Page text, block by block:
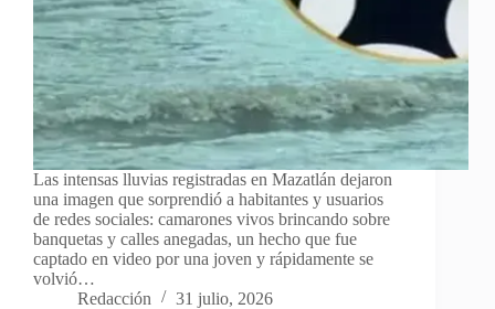
Las intensas lluvias registradas en Mazatlán dejaron
una imagen que sorprendió a habitantes y usuarios
de redes sociales: camarones vivos brincando sobre
banquetas y calles anegadas, un hecho que fue
captado en video por una joven y rápidamente se
volvió…
Redacción
31 julio, 2026